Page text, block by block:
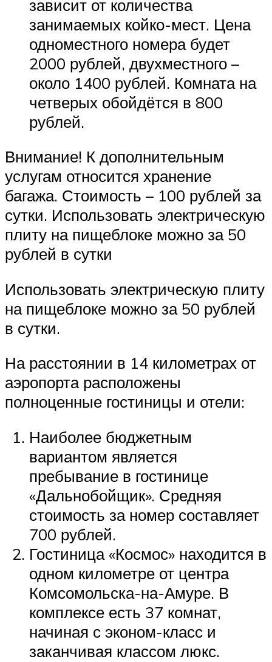
зависит от количества
занимаемых койко-мест. Цена
одноместного номера будет
2000 рублей, двухместного –
около 1400 рублей. Комната на
четверых обойдётся в 800
рублей.
Внимание! К дополнительным
услугам относится хранение
багажа. Стоимость – 100 рублей за
сутки. Использовать электрическую
плиту на пищеблоке можно за 50
рублей в сутки
Использовать электрическую плиту
на пищеблоке можно за 50 рублей
в сутки.
На расстоянии в 14 километрах от
аэропорта расположены
полноценные гостиницы и отели:
Наиболее бюджетным
вариантом является
пребывание в гостинице
«Дальнобойщик». Средняя
стоимость за номер составляет
700 рублей.
Гостиница «Космос» находится в
одном километре от центра
Комсомольска-на-Амуре. В
комплексе есть 37 комнат,
начиная с эконом-класс и
заканчивая классом люкс.